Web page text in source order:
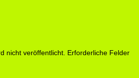
nicht veröffentlicht. Erforderliche Felder